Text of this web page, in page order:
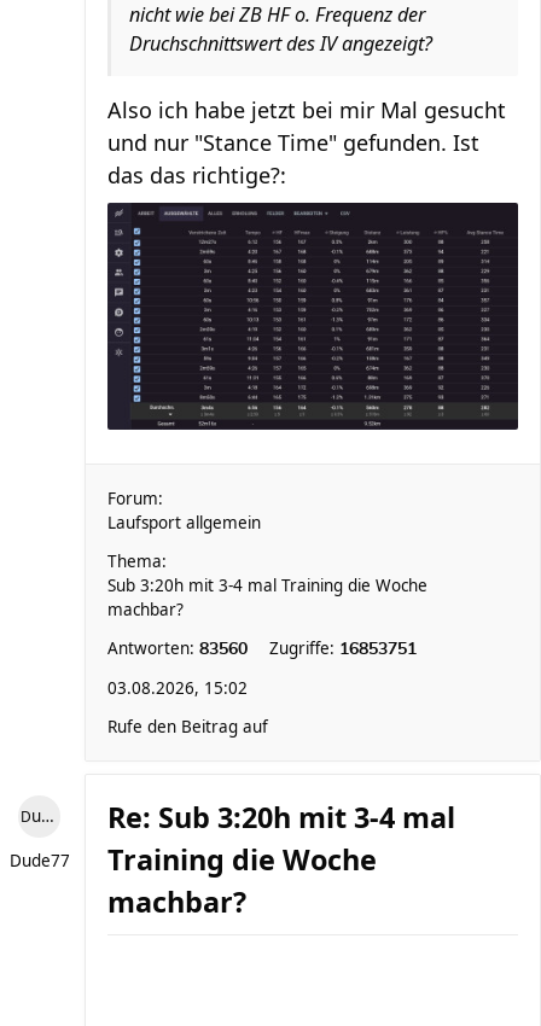
nicht wie bei ZB HF o. Frequenz der
Druchschnittswert des IV angezeigt?
Also ich habe jetzt bei mir Mal gesucht
und nur "Stance Time" gefunden. Ist
das das richtige?:
Forum:
Laufsport allgemein
Thema:
Sub 3:20h mit 3-4 mal Training die Woche
machbar?
Antworten: 83560 Zugriffe: 16853751
03.08.2026, 15:02
Rufe den Beitrag auf
Dude77
Dude77
Re: Sub 3:20h mit 3-4 mal
Training die Woche
machbar?